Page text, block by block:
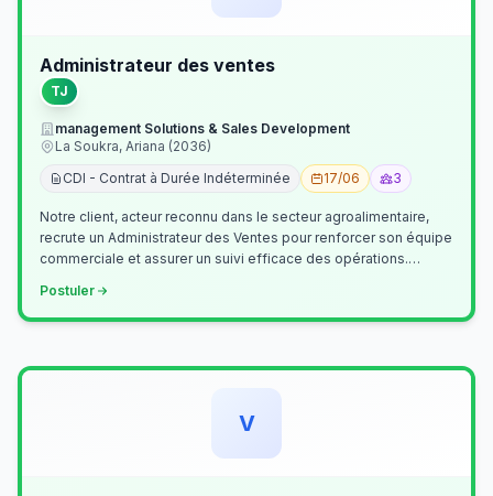
Administrateur des ventes
TJ
management Solutions & Sales Development
La Soukra, Ariana (2036)
CDI - Contrat à Durée Indéterminée
17/06 3
Notre client, acteur reconnu dans le secteur agroalimentaire,
recrute un Administrateur des Ventes pour renforcer son équipe
commerciale et assurer un suivi efficace des opérations.
Postuler
V